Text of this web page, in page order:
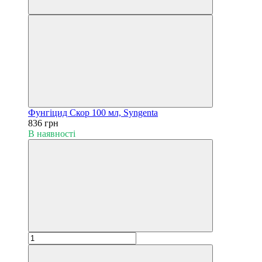
Фунгіцид Скор 100 мл, Syngenta
836 грн
В наявності